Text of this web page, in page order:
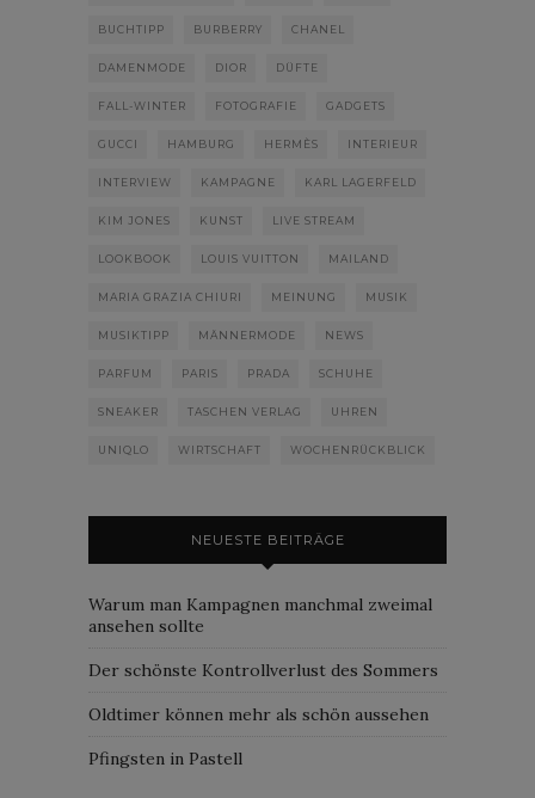
BUCHTIPP BURBERRY CHANEL
DAMENMODE DIOR DÜFTE
FALL-WINTER FOTOGRAFIE GADGETS
GUCCI HAMBURG HERMÈS INTERIEUR
INTERVIEW KAMPAGNE KARL LAGERFELD
KIM JONES KUNST LIVE STREAM
LOOKBOOK LOUIS VUITTON MAILAND
MARIA GRAZIA CHIURI MEINUNG MUSIK
MUSIKTIPP MÄNNERMODE NEWS
PARFUM PARIS PRADA SCHUHE
SNEAKER TASCHEN VERLAG UHREN
UNIQLO WIRTSCHAFT WOCHENRÜCKBLICK
NEUESTE BEITRÄGE
Warum man Kampagnen manchmal zweimal
ansehen sollte
Der schönste Kontrollverlust des Sommers
Oldtimer können mehr als schön aussehen
Pfingsten in Pastell